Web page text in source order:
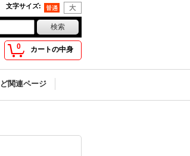
文字サイズ:
0 カートの中身
関連ページ